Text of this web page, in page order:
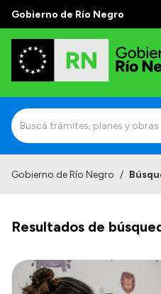
Gobierno de Río Negro
Prensa
Autoridades y Organismos
Discursos en la Legislatura
Gobierno de Río Negro /
Resultados de